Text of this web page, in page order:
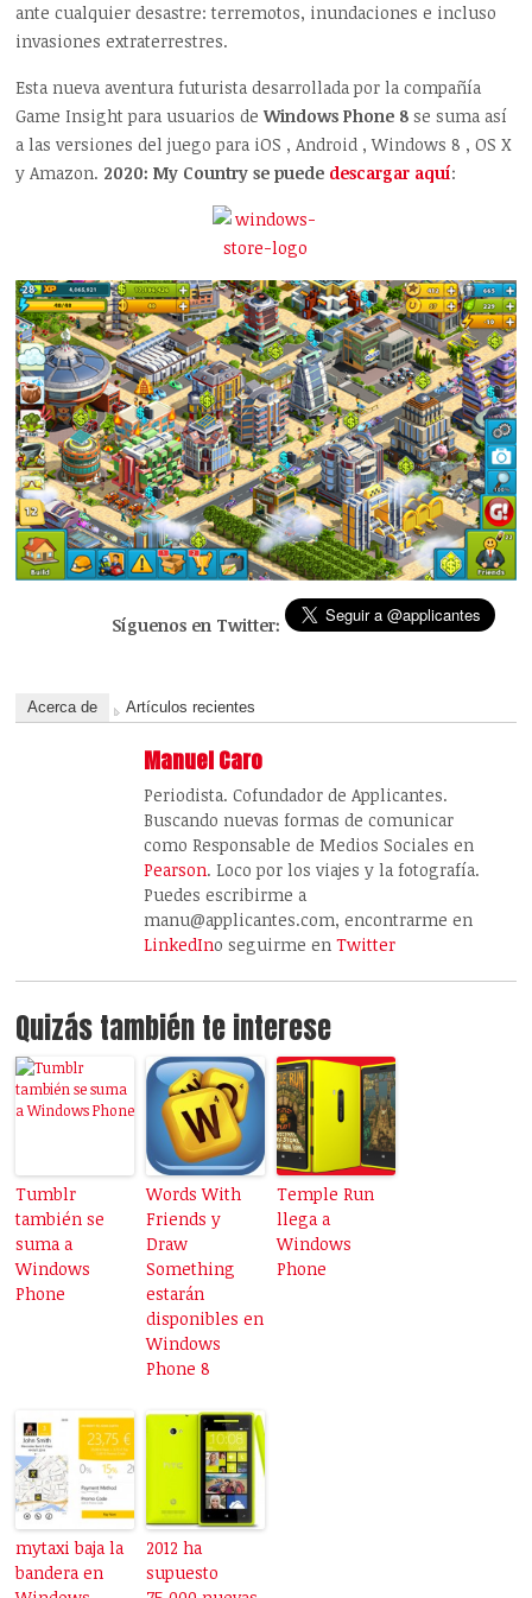
ante cualquier desastre: terremotos, inundaciones e incluso
invasiones extraterrestres.
Esta nueva aventura futurista desarrollada por la compañía
Game Insight para usuarios deWindows Phone 8 se suma así
a las versiones del juego para iOS , Android , Windows 8 , OS X
y Amazon. 2020: My Country se puede descargar aquí:
Síguenos en Twitter:
Acerca de Artículos recientes
Manuel Caro
Periodista. Cofundador de Applicantes.
Buscando nuevas formas de comunicar
como Responsable de Medios Sociales en
Pearson. Loco por los viajes y la fotografía.
Puedes escribirme a
manu@applicantes.com, encontrarme en
LinkedIno seguirme enTwitter
Quizás también te interese
Tumblr
también se
suma a
Windows
Phone
Words With
Friends y
Draw
Something
estarán
disponibles en
Windows
Phone 8
Temple Run
llega a
Windows
Phone
mytaxi baja la
bandera en
2012 ha
supuesto